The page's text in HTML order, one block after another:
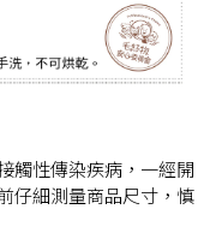
觸性傳染疾病，一經開
仔細測量商品尺寸，慎